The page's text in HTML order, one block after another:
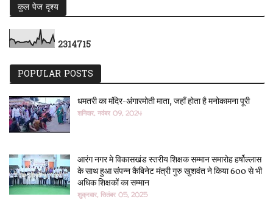
कुल पेज दृश्य
2314715
POPULAR POSTS
धमतरी का मंदिर-अंगारमोती माता, जहाँ होता है मनोकामना पूरी
शनिवार, नवंबर 09, 2024
आरंग नगर मे विकासखंड स्तरीय शिक्षक सम्मान समारोह हर्षोल्लास
के साथ हुआ संपन्न कैबिनेट मंत्री गुरु खुशवंत ने किया 600 से भी
अधिक शिक्षकों का सम्मान
शुक्रवार, सितंबर 05, 2025